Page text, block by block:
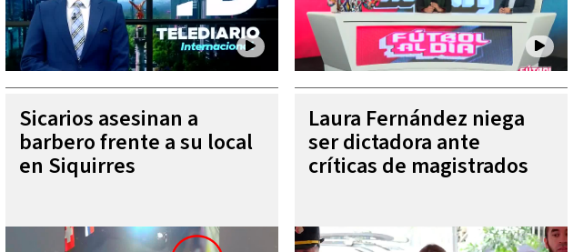
Sicarios asesinan a
barbero frente a su local
en Siquirres
Laura Fernández niega
ser dictadora ante
críticas de magistrados